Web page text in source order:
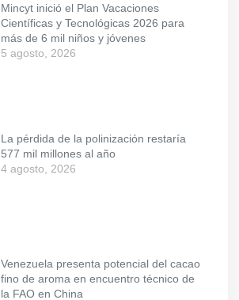
Mincyt inició el Plan Vacaciones
Científicas y Tecnológicas 2026 para
más de 6 mil niños y jóvenes
5 agosto, 2026
La pérdida de la polinización restaría
577 mil millones al año
4 agosto, 2026
Venezuela presenta potencial del cacao
fino de aroma en encuentro técnico de
la FAO en China